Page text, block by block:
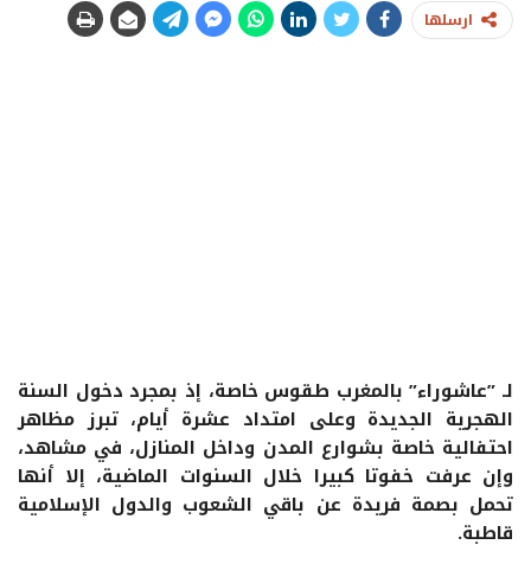
ارسلها
لـ ”عاشوراء” بالمغرب طقوس خاصة، إذ بمجرد دخول السنة
الهجرية الجديدة وعلى امتداد عشرة أيام، تبرز مظاهر
احتفالية خاصة بشوارع المدن وداخل المنازل، في مشاهد،
وإن عرفت خفوتا كبيرا خلال السنوات الماضية، إلا أنها
تحمل بصمة فريدة عن باقي الشعوب والدول الإسلامية
قاطبة.